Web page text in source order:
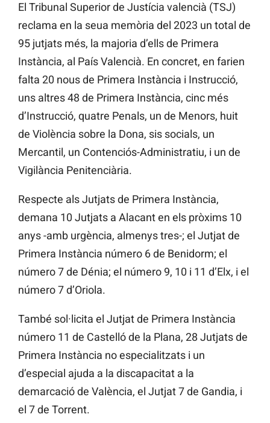
El Tribunal Superior de Justícia valencià (TSJ)
reclama en la seua memòria del 2023 un total de
95 jutjats més, la majoria d’ells de Primera
Instància, al País Valencià. En concret, en farien
falta 20 nous de Primera Instància i Instrucció,
uns altres 48 de Primera Instància, cinc més
d’Instrucció, quatre Penals, un de Menors, huit
de Violència sobre la Dona, sis socials, un
Mercantil, un Contenciós-Administratiu, i un de
Vigilància Penitenciària.
Respecte als Jutjats de Primera Instància,
demana 10 Jutjats a Alacant en els pròxims 10
anys -amb urgència, almenys tres-; el Jutjat de
Primera Instància número 6 de Benidorm; el
número 7 de Dénia; el número 9, 10 i 11 d’Elx, i el
número 7 d’Oriola.
També sol·licita el Jutjat de Primera Instància
número 11 de Castelló de la Plana, 28 Jutjats de
Primera Instància no especialitzats i un
d’especial ajuda a la discapacitat a la
demarcació de València, el Jutjat 7 de Gandia, i
el 7 de Torrent.